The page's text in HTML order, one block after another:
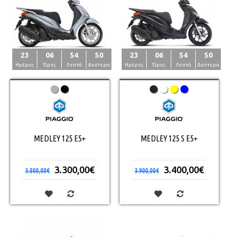
23
Ημέρες
06
Ώρες
54
Λεπτά
50
Δεύτερα
MEDLEY 125 E5+
3.800,00€ 3.300,00€
23
Ημέρες
06
Ώρες
54
Λεπτά
50
Δεύτερα
MEDLEY 125 S E5+
3.900,00€ 3.400,00€